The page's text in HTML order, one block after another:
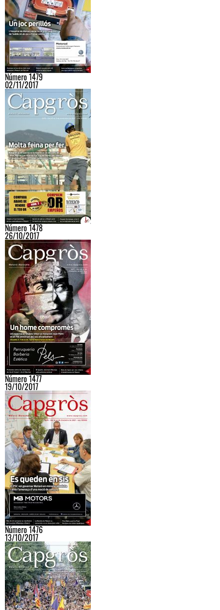
Número 1479
02/11/2017
Número 1478
26/10/2017
Número 1477
19/10/2017
Número 1476
13/10/2017